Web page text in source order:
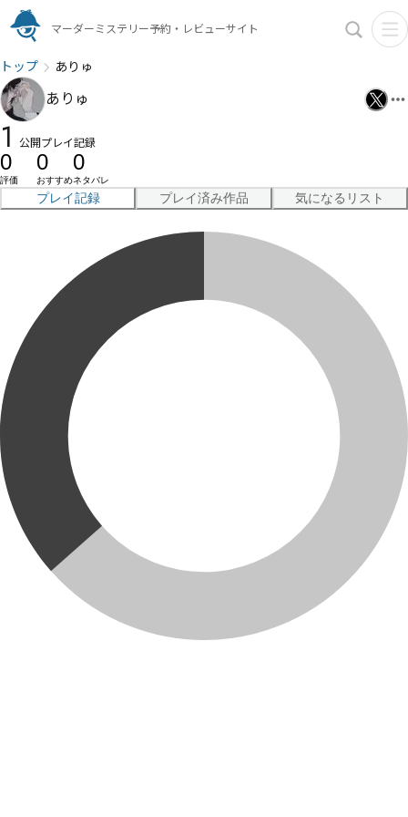
マーダーミステリー予約・レビューサイト
トップ ありゅ
ありゅ
1 公開プレイ記録
0
評価
0
おすすめ
0
ネタバレ
プレイ記録 プレイ済み作品 気になるリスト